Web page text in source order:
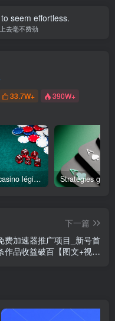
seem effortless.
去毫不费劲
33.7W+ 390W+
Gains de casino légitimes votre perspective pour un véritable succès au jeu
下一篇
费加速器推广项目_新号首
作品收益破百【图文+视频